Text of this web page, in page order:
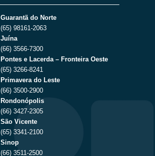
Guarantã do Norte
(65) 98161-2063
Juína
(66) 3566-7300
Pontes e Lacerda – Fronteira Oeste
(65) 3266-8241
Primavera do Leste
(66) 3500-2900
Rondonópolis
(66) 3427-2305
São Vicente
(65) 3341-2100
Sinop
(66) 3511-2500